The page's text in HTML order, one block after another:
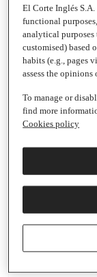
Añadir
El Corte Inglés
functional
analytical
customised) based
habits (e.g., pages
assess the opinions
To manage or
find more
Cookies policy